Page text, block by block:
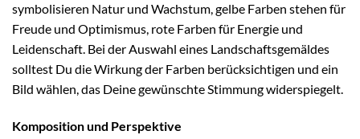
symbolisieren Natur und Wachstum, gelbe Farben stehen für
Freude und Optimismus, rote Farben für Energie und
Leidenschaft. Bei der Auswahl eines Landschaftsgemäldes
solltest Du die Wirkung der Farben berücksichtigen und ein
Bild wählen, das Deine gewünschte Stimmung widerspiegelt.
Komposition und Perspektive